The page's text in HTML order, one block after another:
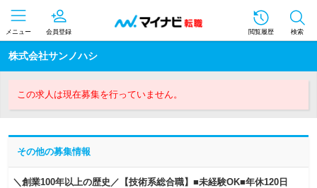
メニュー 会員登録 閲覧履歴 検索
株式会社サンノハシ
この求人は現在募集を行っていません。
その他の募集情報
＼創業100年以上の歴史／【技術系総合職】■未経験OK■年休120日